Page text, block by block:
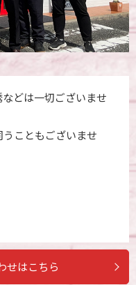
どは一切ございませ
こともございませ
せはこちら